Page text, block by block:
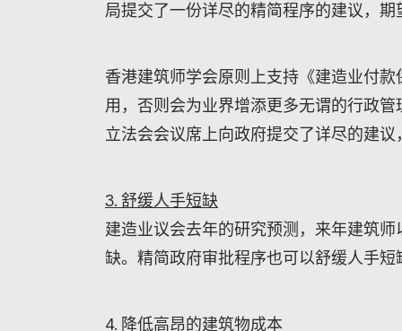
局提交了一份详尽的精简程序的建议，
香港建筑师学会原则上支持《建造业付
用，否则会为业界增添更多无谓的行政
立法会会议席上向政府提交了详尽的建
3. 舒缓人手短缺
建造业议会去年的研究预测，来年建筑
缺。精简政府审批程序也可以舒缓人手短
4. 降低高昂的建筑物成本